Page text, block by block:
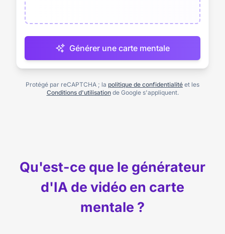
Générer une carte mentale
Protégé par reCAPTCHA ; la politique de confidentialité et les
Conditions d'utilisationde Google s'appliquent.
Qu'est-ce que le générateur
d'IA de vidéo en carte
mentale ?